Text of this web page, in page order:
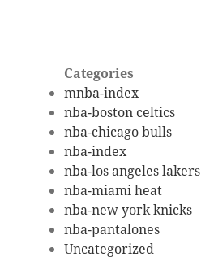
Categories
mnba-index
nba-boston celtics
nba-chicago bulls
nba-index
nba-los angeles lakers
nba-miami heat
nba-new york knicks
nba-pantalones
Uncategorized